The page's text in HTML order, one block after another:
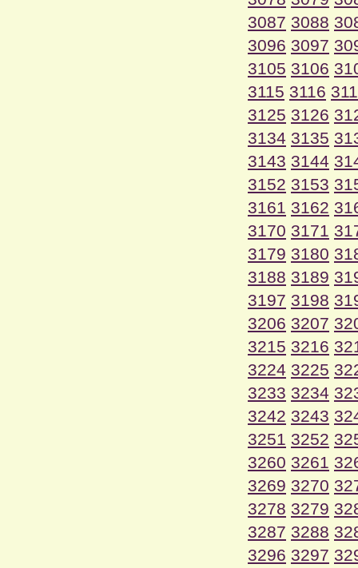
3087 3088
3096 3097
3105 3106
3115 3116
3125 3126
3134 3135
3143 3144
3152 3153
3161 3162
3170 3171
3179 3180
3188 3189
3197 3198
3206 3207
3215 3216
3224 3225
3233 3234
3242 3243
3251 3252
3260 3261
3269 3270
3278 3279
3287 3288
3296 3297